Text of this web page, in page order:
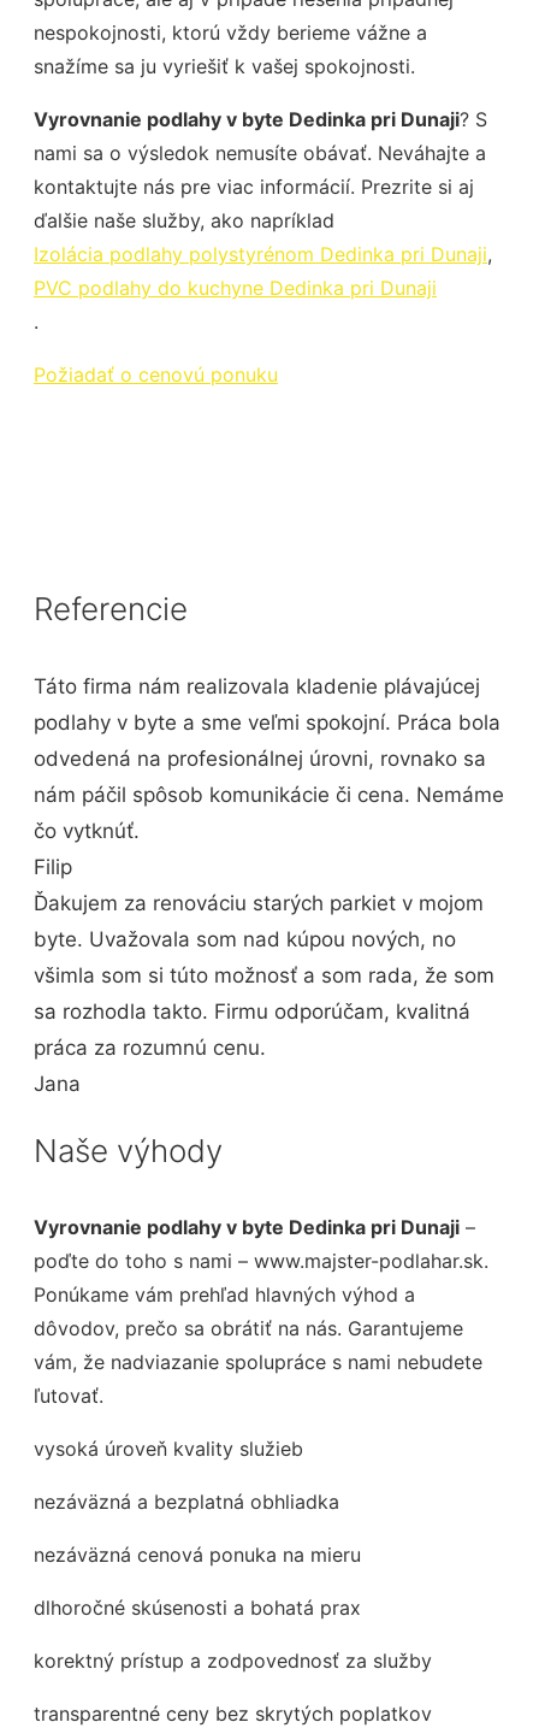
nespokojnosti, ktorú vždy berieme vážne a
snažíme sa ju vyriešiť k vašej spokojnosti.
Vyrovnanie podlahy v byte Dedinka pri Dunaji? S
nami sa o výsledok nemusíte obávať. Neváhajte a
kontaktujte nás pre viac informácií. Prezrite si aj
ďalšie naše služby, ako napríklad
Izolácia podlahy polystyrénom Dedinka pri Dunaji,
PVC podlahy do kuchyne Dedinka pri Dunaji
.
Požiadať o cenovú ponuku
Referencie
Táto firma nám realizovala kladenie plávajúcej
podlahy v byte a sme veľmi spokojní. Práca bola
odvedená na profesionálnej úrovni, rovnako sa
nám páčil spôsob komunikácie či cena. Nemáme
čo vytknúť.
Filip
Ďakujem za renováciu starých parkiet v mojom
byte. Uvažovala som nad kúpou nových, no
všimla som si túto možnosť a som rada, že som
sa rozhodla takto. Firmu odporúčam, kvalitná
práca za rozumnú cenu.
Jana
Naše výhody
Vyrovnanie podlahy v byte Dedinka pri Dunaji –
poďte do toho s nami – www.majster-podlahar.sk.
Ponúkame vám prehľad hlavných výhod a
dôvodov, prečo sa obrátiť na nás. Garantujeme
vám, že nadviazanie spolupráce s nami nebudete
ľutovať.
vysoká úroveň kvality služieb
nezáväzná a bezplatná obhliadka
nezáväzná cenová ponuka na mieru
dlhoročné skúsenosti a bohatá prax
korektný prístup a zodpovednosť za služby
transparentné ceny bez skrytých poplatkov